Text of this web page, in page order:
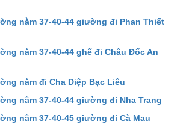
nằm 37-40-44 giường đi Phan Thiết
nằm 37-40-44 ghế đi Châu Đốc An
nằm đi Cha Diệp Bạc Liêu
nằm 37-40-44 giường đi Nha Trang
nằm 37-40-45 giường đi Cà Mau